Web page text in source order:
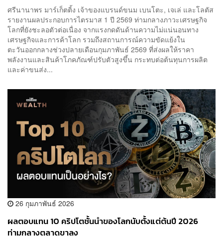
ศรีนานาพร มาร์เก็ตติ้ง เจ้าของแบรนด์ขนม เบนโตะ, เจเล่ และโลตัส
รายงานผลประกอบการไตรมาส 1 ปี 2569 ท่ามกลางภาวะเศรษฐกิจ
โลกที่ยังชะลอตัวต่อเนื่อง จากแรงกดดันด้านความไม่แน่นอนทาง
เศรษฐกิจและการค้าโลก รวมถึงสถานการณ์ความขัดแย้งใน
ตะวันออกกลางช่วงปลายเดือนกุมภาพันธ์ 2569 ที่ส่งผลให้ราคา
พลังงานและสินค้าโภคภัณฑ์ปรับตัวสูงขึ้น กระทบต่อต้นทุนการผลิต
และค่าขนส่ง...
26 กุมภาพันธ์ 2026
ผลตอบแทน 10 คริปโตชั้นนำของโลกนับตั้งแต่ต้นปี 2026
ท่ามกลางตลาดขาลง